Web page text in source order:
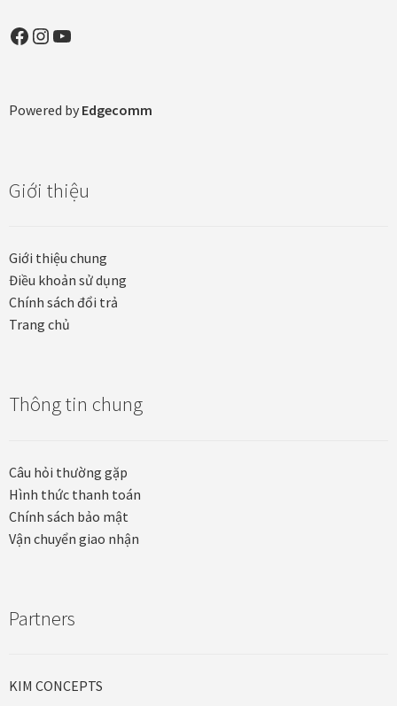
Khung tranh gỗ sồi
Liên hệ
Nghệ thuật sơn mài dát vàng
Nhận vẽ tranh theo yêu cầu
Quà tặng cao cấp
Quà tặng đối tác nước ngoài
Quà Tết Doanh nghiệp 2026
Sản phẩm mới
Facebook
Instagram
YouTube
Powered by Edgecomm
Giới thiệu
Giới thiệu chung
Điều khoản sử dụng
Chính sách đổi trả
Trang chủ
Thông tin chung
Câu hỏi thường gặp
Hình thức thanh toán
Chính sách bảo mật
Vận chuyển giao nhận
Partners
KIM CONCEPTS